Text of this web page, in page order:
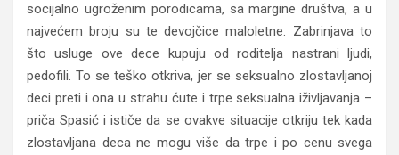
socijalno ugroženim porodicama, sa margine društva, a u
najvećem broju su te devojčice maloletne. Zabrinjava to
što usluge ove dece kupuju od roditelja nastrani ljudi,
pedofili. To se teško otkriva, jer se seksualno zlostavljanoj
deci preti i ona u strahu ćute i trpe seksualna iživljavanja –
priča Spasić i ističe da se ovakve situacije otkriju tek kada
zlostavljana deca ne mogu više da trpe i po cenu svega